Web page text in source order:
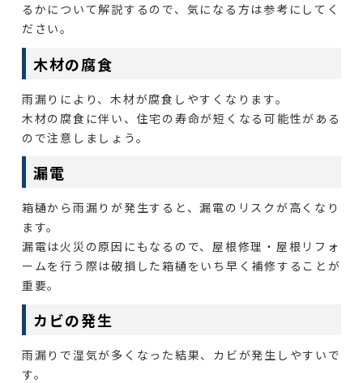
るかについて解説するので、気になる方は参考にしてく
ださい。
木材の腐食
雨漏りにより、木材が腐食しやすくなります。
木材の腐食に伴い、住宅の寿命が短くなる可能性がある
ので注意しましょう。
漏電
箱樋から雨漏りが発生すると、漏電のリスクが高くなり
ます。
漏電は火災の原因にもなるので、屋根修理・屋根リフォ
ームを行う際は破損した箱樋をいち早く補修することが
重要。
カビの発生
雨漏りで湿気が多くなった結果、カビが発生しやすいで
す。